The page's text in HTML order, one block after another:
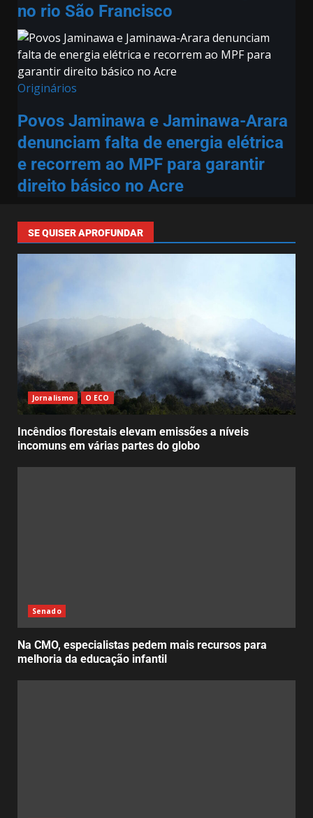
no rio São Francisco
Originários
Povos Jaminawa e Jaminawa-Arara
denunciam falta de energia elétrica
e recorrem ao MPF para garantir
direito básico no Acre
SE QUISER APROFUNDAR
Jornalismo O ECO
Incêndios florestais elevam emissões a níveis
incomuns em várias partes do globo
Senado
Na CMO, especialistas pedem mais recursos para
melhoria da educação infantil